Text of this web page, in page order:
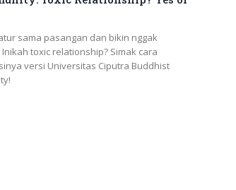
sama pasangan dan bikin nggak
toxic relationship? Simak cara
versi Universitas Ciputra Buddhist